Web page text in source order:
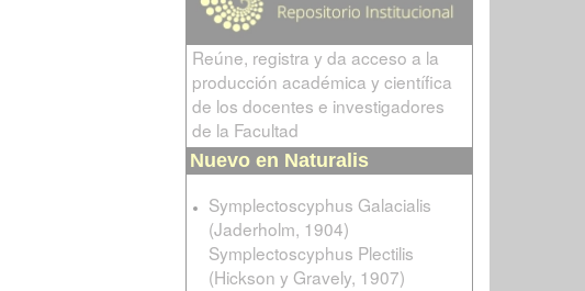
Reúne, registra y da acceso a la
producción académica y científica
de los docentes e investigadores
de la Facultad
Nuevo en Naturalis
Symplectoscyphus Galacialis
(Jaderholm, 1904)
Symplectoscyphus Plectilis
(Hickson y Gravely, 1907)